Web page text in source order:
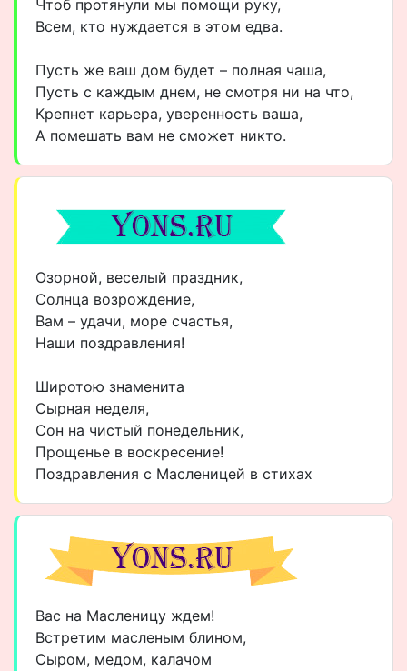
Чтоб протянули мы помощи руку,
Всем, кто нуждается в этом едва.
Пусть же ваш дом будет – полная чаша,
Пусть с каждым днем, не смотря ни на что,
Крепнет карьера, уверенность ваша,
А помешать вам не сможет никто.
Озорной, веселый праздник,
Солнца возрождение,
Вам – удачи, море счастья,
Наши поздравления!
Широтою знаменита
Сырная неделя,
Сон на чистый понедельник,
Прощенье в воскресение!
Поздравления с Масленицей в стихах
Вас на Масленицу ждем!
Встретим масленым блином,
Сыром, медом, калачом